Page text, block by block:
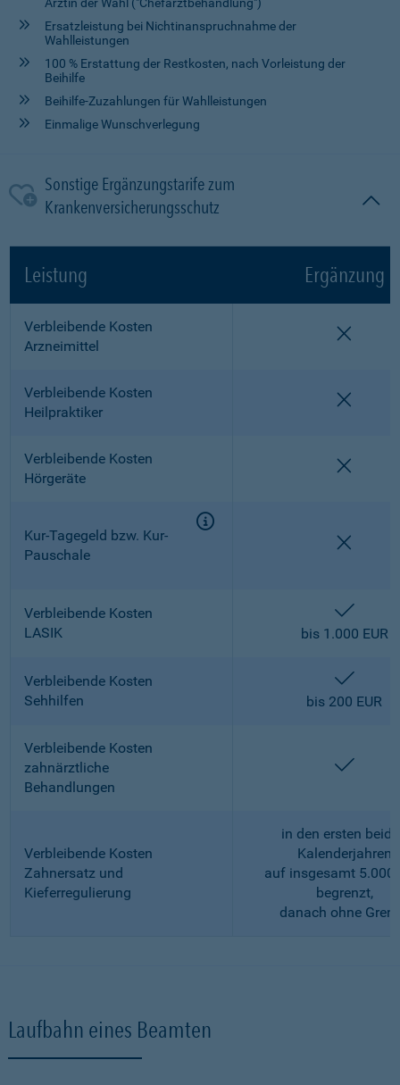
Ersatzleistung bei Nichtinanspruchnahme der
Wahlleistungen
100 % Erstattung der Restkosten, nach Vorleistung der
Beihilfe
Beihilfe-Zuzahlungen für Wahlleistungen
Einmalige Wunschverlegung
Sonstige Ergänzungstarife zum
Krankenversicherungsschutz
Leistung Ergänzung
Verbleibende Kosten
Arzneimittel
Verbleibende Kosten
Heilpraktiker
Verbleibende Kosten
Hörgeräte
Kur-Tagegeld bzw. Kur-
Pauschale
Verbleibende Kosten
LASIK
bis 1.000 EUR
Verbleibende Kosten
Sehhilfen
bis 200 EUR
Verbleibende Kosten
zahnärztliche
Behandlungen
Verbleibende Kosten
Zahnersatz und
Kieferregulierung
in den ersten
Kalenderjahren
auf insgesamt 5.000
begrenzt,
danach ohne
Laufbahn eines Beamten